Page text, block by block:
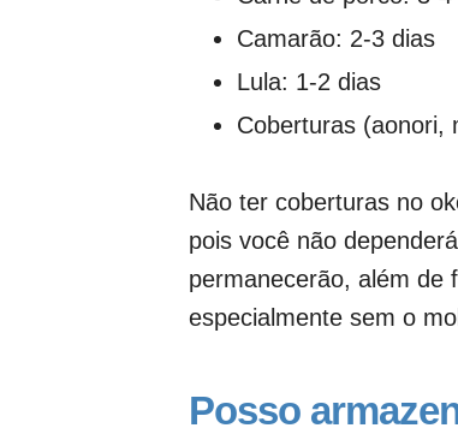
Camarão: 2-3 dias
Lula: 1-2 dias
Coberturas (aonori,
Não ter coberturas no
pois você não
permanecerão, além de
especialmente sem o
Posso